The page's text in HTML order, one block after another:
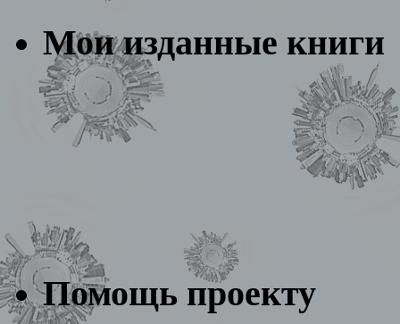
Мои изданные книги
Помощь проекту